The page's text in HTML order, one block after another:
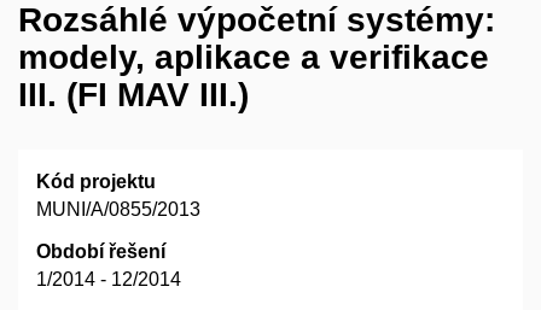
Rozsáhlé výpočetní systémy:
modely, aplikace a verifikace
III. (FI MAV III.)
Kód projektu
MUNI/A/0855/2013
Období řešení
1/2014 - 12/2014